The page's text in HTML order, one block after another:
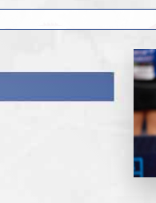
a győri Club